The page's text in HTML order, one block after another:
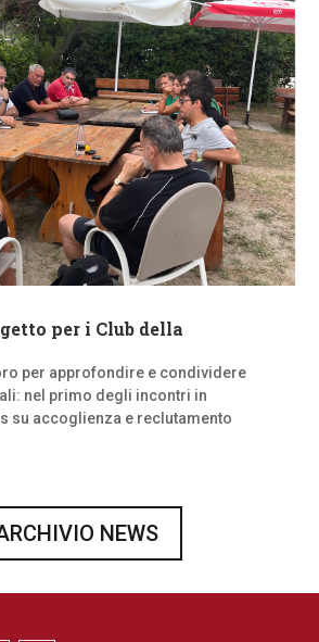
per i Club della
per approfondire e condividere
nel primo degli incontri in
su accoglienza e reclutamento
NEWS